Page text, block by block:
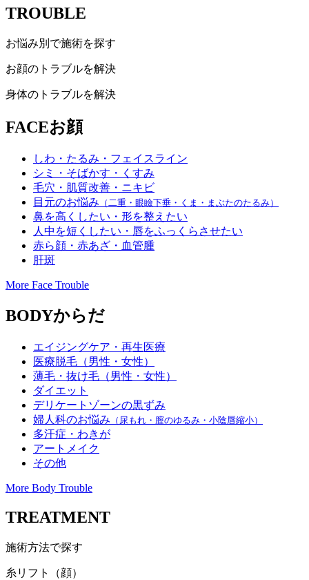
TROUBLE
お悩み別で施術を探す
お顔のトラブルを解決
身体のトラブルを解決
FACEお顔
しわ・たるみ・フェイスライン
シミ・そばかす・くすみ
毛穴・肌質改善・ニキビ
目元のお悩み （二重・眼瞼下垂・くま・まぶたのたるみ）
鼻を高くしたい・形を整えたい
人中を短くしたい・唇をふっくらさせたい
赤ら顔・赤あざ・血管腫
肝斑
More Face Trouble
BODYからだ
エイジングケア・再生医療
医療脱毛（男性・女性）
薄毛・抜け毛（男性・女性）
ダイエット
デリケートゾーンの黒ずみ
婦人科のお悩み （尿もれ・膣のゆるみ・小陰唇縮小）
多汗症・わきが
アートメイク
その他
More Body Trouble
TREATMENT
施術方法で探す
糸リフト（顔）